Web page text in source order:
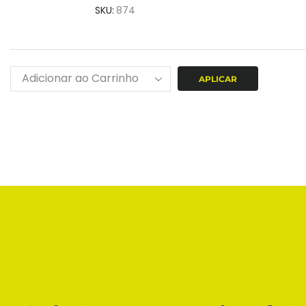
SKU: 874
APLICAR